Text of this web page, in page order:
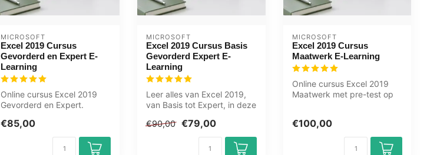
MICROSOFT
Excel 2019 Cursus
Gevorderd en Expert E-
Learning
Online cursus Excel 2019
Gevorderd en Expert.
geavanceerde functi...
€85,00
MICROSOFT
Excel 2019 Cursus Basis
Gevorderd Expert E-
Learning
Leer alles van Excel 2019,
van Basis tot Expert, in deze
€90,00 €79,00
MICROSOFT
Excel 2019 Cursus
Maatwerk E-Learning
Online cursus Excel 2019
Maatwerk met pre-test op
€100,00